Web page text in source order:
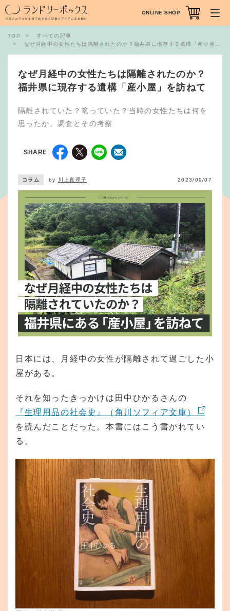
TOP
すべての記事
なぜ月経中の女性たちは隔離されたのか？福井県に現存する遺構「産小屋」を訪ねて
なぜ月経中の女性たちは隔離されたのか？
福井県に現存する遺構「産小屋」を訪ねて
隔離されていた？篭っていた？当時の女性たちは何を
思ったか、調査とその考察
SHARE
コラム by 川上真理子 2023/09/07
日本には、月経中の女性が隔離されて過ごした小
屋がある。
それを知ったきっかけは田中ひかるさんの
『生理用品の社会史』（角川ソフィア文庫）
を読んだことだった。本書にはこう書かれてい
る。
ONLINE SHOP